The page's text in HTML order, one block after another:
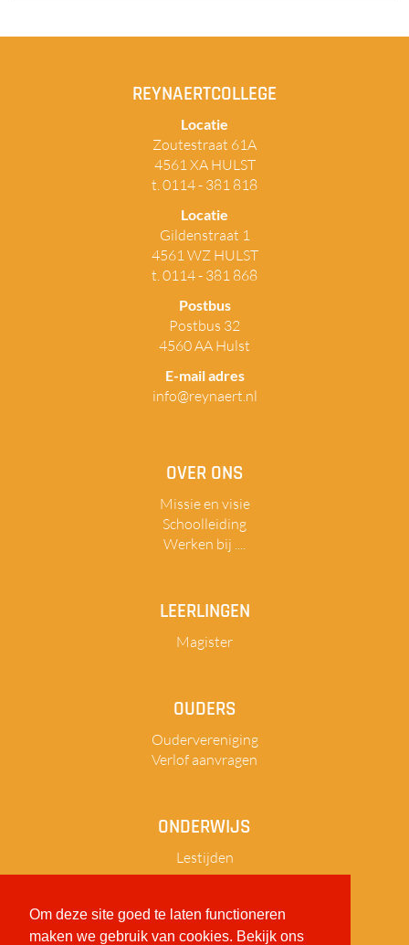
Om deze site goed te laten functioneren
maken we gebruik van cookies. Bekijk ons
REYNAERTCOLLEGE
Locatie
Zoutestraat 61A
4561 XA HULST
t. 0114 - 381 818
Locatie
Gildenstraat 1
4561 WZ HULST
t. 0114 - 381 868
Postbus
Postbus 32
4560 AA Hulst
E-mail adres
info@reynaert.nl
OVER ONS
Missie en visie
Schoolleiding
Werken bij ....
LEERLINGEN
Magister
OUDERS
Oudervereniging
Verlof aanvragen
ONDERWIJS
Lestijden